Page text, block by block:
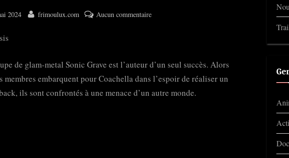
2024 By
frimoulux.com Aucun commentairesur
de glam-metal Sonic Grave est l’auteur d’un seul succès. Alors
membres embarquent pour Coachella dans l’espoir de réaliser un
ils sont confrontés à une menace d’un autre monde.